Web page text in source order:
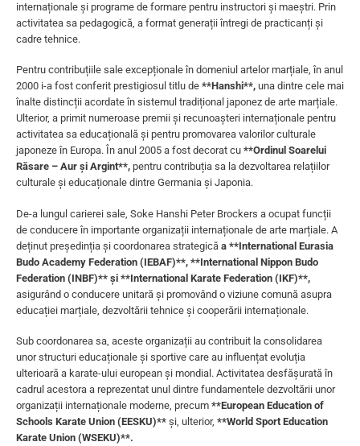
internaționale și programe de formare pentru instructori și maeștri. Prin
activitatea sa pedagogică, a format generații întregi de practicanți și
cadre tehnice.
Pentru contribuțiile sale excepționale în domeniul artelor marțiale, în anul
2000 i-a fost conferit prestigiosul titlu de **Hanshi**, una dintre cele mai
înalte distincții acordate în sistemul tradițional japonez de arte marțiale.
Ulterior, a primit numeroase premii și recunoașteri internaționale pentru
activitatea sa educațională și pentru promovarea valorilor culturale
japoneze în Europa. În anul 2005 a fost decorat cu **Ordinul Soarelui
Răsare – Aur și Argint**, pentru contribuția sa la dezvoltarea relațiilor
culturale și educaționale dintre Germania și Japonia.
De-a lungul carierei sale, Soke Hanshi Peter Brockers a ocupat funcții
de conducere în importante organizații internaționale de arte marțiale. A
deținut președinția și coordonarea strategică a **International Eurasia
Budo Academy Federation (IEBAF)**, **International Nippon Budo
Federation (INBF)** și **International Karate Federation (IKF)**,
asigurând o conducere unitară și promovând o viziune comună asupra
educației marțiale, dezvoltării tehnice și cooperării internaționale.
Sub coordonarea sa, aceste organizații au contribuit la consolidarea
unor structuri educaționale și sportive care au influențat evoluția
ulterioară a karate-ului european și mondial. Activitatea desfășurată în
cadrul acestora a reprezentat unul dintre fundamentele dezvoltării unor
organizații internaționale moderne, precum **European Education of
Schools Karate Union (EESKU)** și, ulterior, **World Sport Education
Karate Union (WSEKU)**.